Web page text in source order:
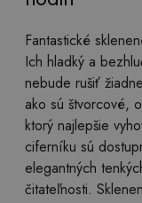
Fantastické
Ich hladký a
nebude rušiť
ako sú štvorcové,
ktorý najlepšie
ciferníku sú
elegantných
čitateľnosti.